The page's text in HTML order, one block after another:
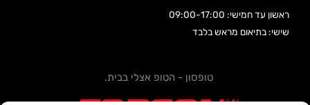
ראשון עד חמישי: 09:00-17:00
שישי: בתיאום מראש בלבד
טופסון - הטופ אצלי בבית.